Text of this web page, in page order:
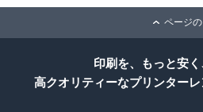
ページ
印刷を、もっと安く
高クオリティーなプリンター